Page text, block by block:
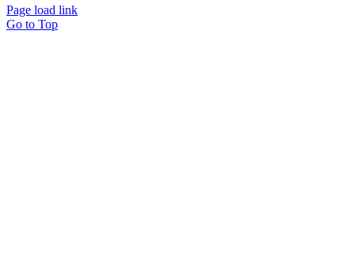
Page load link
Go to Top